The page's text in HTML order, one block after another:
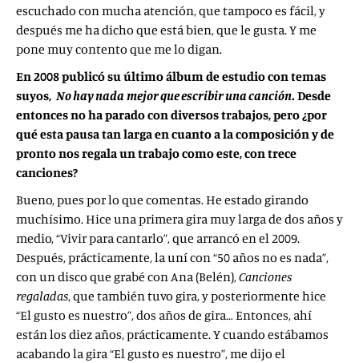
escuchado con mucha atención, que tampoco es fácil, y
después me ha dicho que está bien, que le gusta. Y me
pone muy contento que me lo digan.
En 2008 publicó su último álbum de estudio con temas
suyos,No hay nada mejor que escribir una canción. Desde
entonces no ha parado con diversos trabajos, pero ¿por
qué esta pausa tan larga en cuanto a la composición y de
pronto nos regala un trabajo como este, con trece
canciones?
Bueno, pues por lo que comentas. He estado girando
muchísimo. Hice una primera gira muy larga de dos años y
medio, “Vivir para cantarlo”, que arrancó en el 2009.
Después, prácticamente, la uní con “50 años no es nada”,
con un disco que grabé con Ana (Belén),Canciones
regaladas, que también tuvo gira, y posteriormente hice
“El gusto es nuestro”, dos años de gira… Entonces, ahí
están los diez años, prácticamente. Y cuando estábamos
acabando la gira “El gusto es nuestro”, me dijo el